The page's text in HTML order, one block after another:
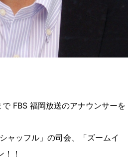
FBS 福岡放送のアナウンサーを
ャッフル」の司会、「ズームイ
！